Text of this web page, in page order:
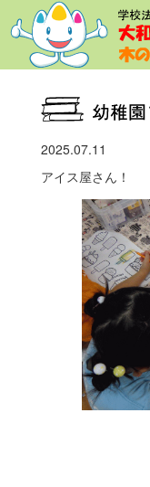
2025.07.11
アイス屋さん！